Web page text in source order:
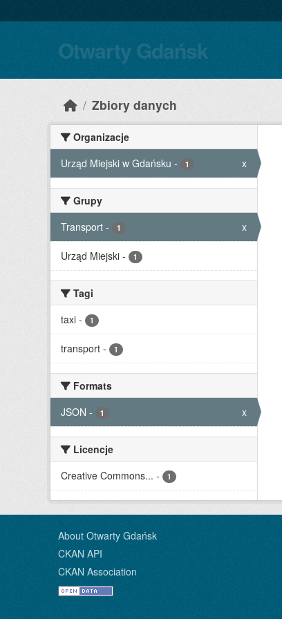
Otwarty Gdańsk
Zbiory danych
Organizacje
Urząd Miejski w Gdańsku - 1 x
Grupy
Transport - 1 x
Urząd Miejski - 1
Tagi
taxi - 1
transport - 1
Formats
JSON - 1 x
Licencje
Creative Commons... - 1
About Otwarty Gdańsk
CKAN API
CKAN Association